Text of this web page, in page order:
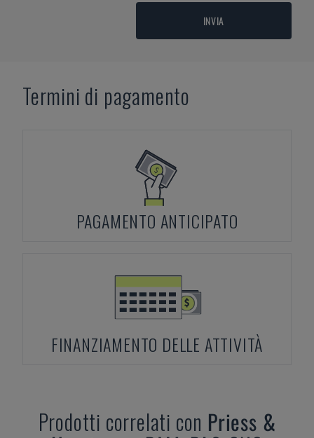
INVIA
Termini di pagamento
PAGAMENTO ANTICIPATO
FINANZIAMENTO DELLE ATTIVITÀ
Prodotti correlati con Priess &